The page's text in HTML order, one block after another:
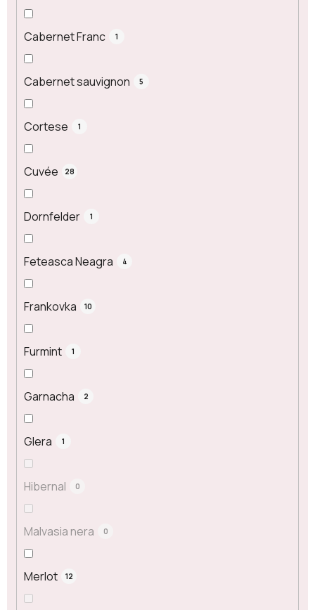
Cabernet Franc 1
Cabernet sauvignon 5
Cortese 1
Cuvée 28
Dornfelder 1
Feteasca Neagra 4
Frankovka 10
Furmint 1
Garnacha 2
Glera 1
Hibernal 0
Malvasia nera 0
Merlot 12